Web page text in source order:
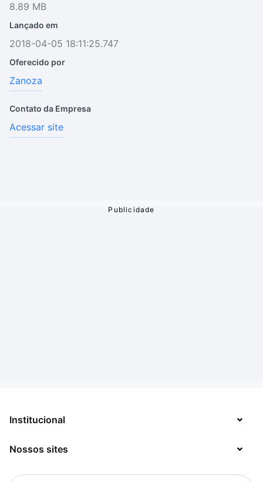
8.89 MB
Lançado em
2018-04-05 18:11:25.747
Oferecido por
Zanoza
Contato da Empresa
Acessar site
Institucional
Sobre
Contato
Nossos sites
TecMundo